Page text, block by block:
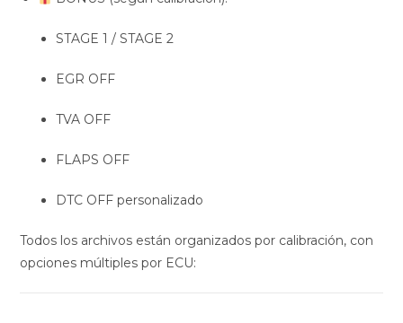
STAGE 1 / STAGE 2
EGR OFF
TVA OFF
FLAPS OFF
DTC OFF personalizado
Todos los archivos están organizados por calibración, con
opciones múltiples por ECU: